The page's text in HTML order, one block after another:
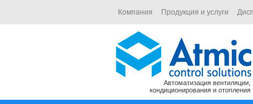
Компания Продукция и услуги
Автоматизация вентиляции,
кондиционирования и отопления